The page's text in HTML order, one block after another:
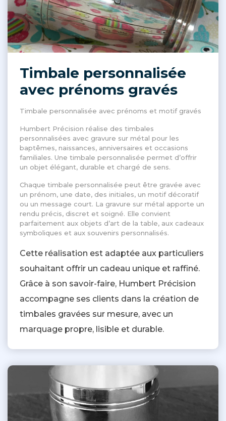
Timbale personnalisée
avec prénoms gravés
Timbale personnalisée avec prénoms et motif gravés
Humbert Précision réalise des timbales
personnalisées avec gravure sur métal pour les
baptêmes, naissances, anniversaires et occasions
familiales. Une timbale personnalisée permet d’offrir
un objet élégant, durable et chargé de sens.
Chaque timbale personnalisée peut être gravée avec
un prénom, une date, des initiales, un motif décoratif
ou un message court. La gravure sur métal apporte un
rendu précis, discret et soigné. Elle convient
parfaitement aux objets d’art de la table, aux cadeaux
symboliques et aux souvenirs personnalisés.
Cette réalisation est adaptée aux particuliers
souhaitant offrir un cadeau unique et raffiné.
Grâce à son savoir-faire, Humbert Précision
accompagne ses clients dans la création de
timbales gravées sur mesure, avec un
marquage propre, lisible et durable.